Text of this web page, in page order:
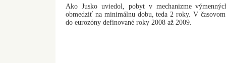
Ako Jusko uviedol, pobyt v mechanizme
obmedziť na minimálnu dobu, teda 2 roky. V
do eurozóny definované roky 2008 až 2009.